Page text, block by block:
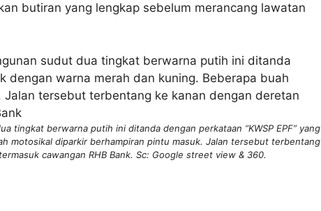
butiran yang lengkap sebelum merancang lawatan
tingkat berwarna putih ini ditanda dengan perkataan “KWSP EPF” yang
motosikal diparkir berhampiran pintu masuk. Jalan tersebut terbentang
cawangan RHB Bank. Sc: Google street view & 360.